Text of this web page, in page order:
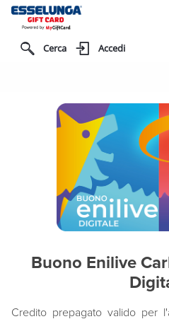
Cerca Accedi
Buono Enilive
Credito prepagato valido per